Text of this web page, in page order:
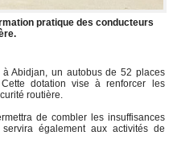
pratique des conducteurs
à Abidjan, un autobus de 52 places
dotation vise à renforcer les
routière.
de combler les insuffisances
également aux activités de